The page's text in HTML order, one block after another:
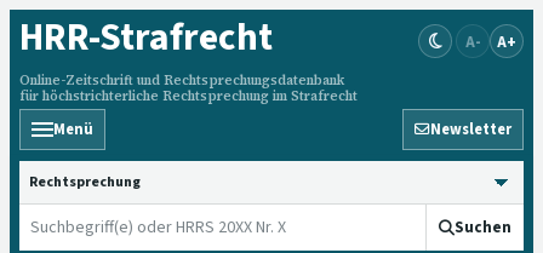
HRR-Strafrecht
Online-Zeitschrift und Rechtsprechungsdatenbank
für höchstrichterliche Rechtsprechung im Strafrecht
A- A+
Menü Newsletter
HRRS durchsuchen
Suchen